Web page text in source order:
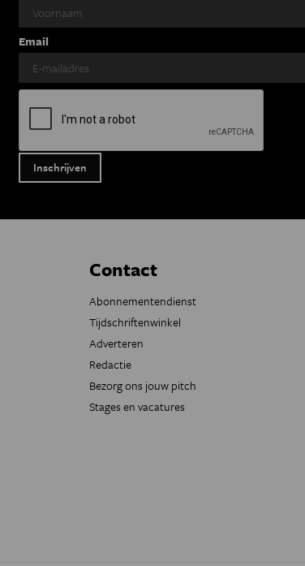
Email
Contact
Abonnementendienst
Tijdschriftenwinkel
Adverteren
Redactie
Bezorg ons jouw pitch
Stages en vacatures